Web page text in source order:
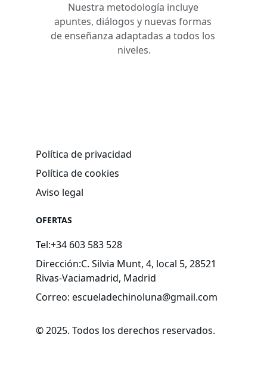
Nuestra metodología incluye
apuntes, diálogos y nuevas formas
de enseñanza adaptadas a todos los
niveles.
Política de privacidad
Política de cookies
Aviso legal
OFERTAS
Tel:+34 603 583 528
Dirección:C. Silvia Munt, 4, local 5, 28521
Rivas-Vaciamadrid, Madrid
Correo: escueladechinoluna@gmail.com
© 2025. Todos los derechos reservados.